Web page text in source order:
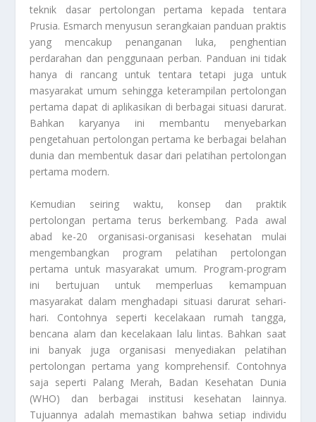
teknik dasar pertolongan pertama kepada tentara
Prusia. Esmarch menyusun serangkaian panduan praktis
yang mencakup penanganan luka, penghentian
perdarahan dan penggunaan perban. Panduan ini tidak
hanya di rancang untuk tentara tetapi juga untuk
masyarakat umum sehingga keterampilan pertolongan
pertama dapat di aplikasikan di berbagai situasi darurat.
Bahkan karyanya ini membantu menyebarkan
pengetahuan pertolongan pertama ke berbagai belahan
dunia dan membentuk dasar dari pelatihan pertolongan
pertama modern.
Kemudian seiring waktu, konsep dan praktik
pertolongan pertama terus berkembang. Pada awal
abad ke-20 organisasi-organisasi kesehatan mulai
mengembangkan program pelatihan pertolongan
pertama untuk masyarakat umum. Program-program
ini bertujuan untuk memperluas kemampuan
masyarakat dalam menghadapi situasi darurat sehari-
hari. Contohnya seperti kecelakaan rumah tangga,
bencana alam dan kecelakaan lalu lintas. Bahkan saat
ini banyak juga organisasi menyediakan pelatihan
pertolongan pertama yang komprehensif. Contohnya
saja seperti Palang Merah, Badan Kesehatan Dunia
(WHO) dan berbagai institusi kesehatan lainnya.
Tujuannya adalah memastikan bahwa setiap individu